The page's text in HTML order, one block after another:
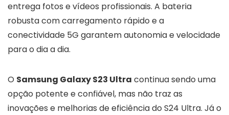
entrega fotos e vídeos profissionais. A bateria
robusta com carregamento rápido e a
conectividade 5G garantem autonomia e velocidade
para o dia a dia.
O Samsung Galaxy S23 Ultra continua sendo uma
opção potente e confiável, mas não traz as
inovações e melhorias de eficiência do S24 Ultra. Já o